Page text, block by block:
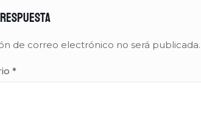
de correo electrónico no será publicada.
*